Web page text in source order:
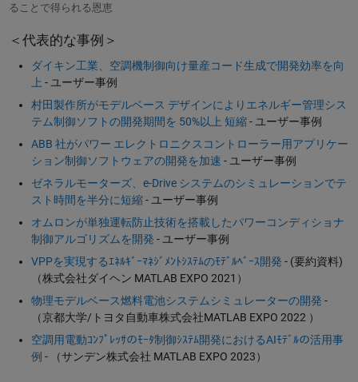
ることで得られる恩恵
＜代表的な事例＞
ダイキン工業、空調機制御向け量産コード生成で開発効率を向
上 - ユーザー事例
村田製作所がモデルベース デザインによりエネルギー管理シス
テム制御ソフトの開発期間を 50%以上 短縮- ユーザー事例
ABB 社がパワー エレクトロニクスコントローラー用アプリケー
ション制御ソフトウェアの開発を加速 - ユーザー事例
ゼネラルモーターズ、e-Drive システムのシミュレーションでテ
スト時間を半分に短縮- ユーザー事例
オムロンが単独運転防止技術を搭載したパワーコンディショナ
制御アルゴリズムを開発 - ユーザー事例
VPPを実現するｴﾈﾙｷﾞｰﾏﾈｼﾞﾒﾝﾄｼｽﾃﾑのﾓﾃﾞﾙﾍﾞｰｽ開発 - (要約資料)
（株式会社ダイヘン MATLAB EXPO 2021）
物理モデルベース燃料電池システムシミュレーターの開発 -
（京都大学/トヨタ自動車株式会社MATLAB EXPO 2022 ）
空調用電動ｺﾝﾌﾟﾚｯｻのﾓｰﾀ制御ｼｽﾃﾑ開発におけるAIﾓﾃﾞﾙの活用事
例 - （サンデン株式会社 MATLAB EXPO 2023）